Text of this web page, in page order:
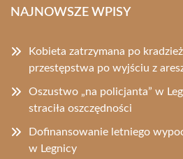
NAJNOWSZE WPISY
Kobieta zatrzymana po
przestępstwa po wyjściu z
Oszustwo „na policjanta” w
straciła oszczędności
Dofinansowanie letniego
w Legnicy